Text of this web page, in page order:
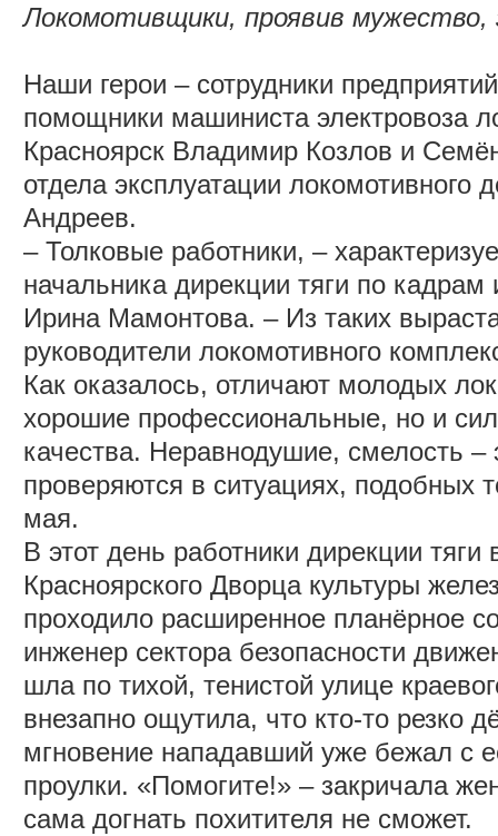
Локомотивщики, проявив мужество,
Наши герои – сотрудники
помощники машиниста электровоза
Красноярск Владимир Козлов и
отдела эксплуатации локомотивного
Андреев.
‒ Толковые работники, –
начальника дирекции тяги по
Ирина Мамонтова. – Из таких
руководители локомотивного
Как оказалось, отличают молодых
хорошие профессиональные, но и
качества. Неравнодушие, смелость ‒
проверяются в ситуациях, подобных
мая.
В этот день работники дирекции
Красноярского Дворца культуры
проходило расширенное планёрное
инженер сектора безопасности
шла по тихой, тенистой улице
внезапно ощутила, что кто-то резко
мгновение нападавший уже бежал с
проулки. «Помогите!» ‒ закричала
сама догнать похитителя не сможет.